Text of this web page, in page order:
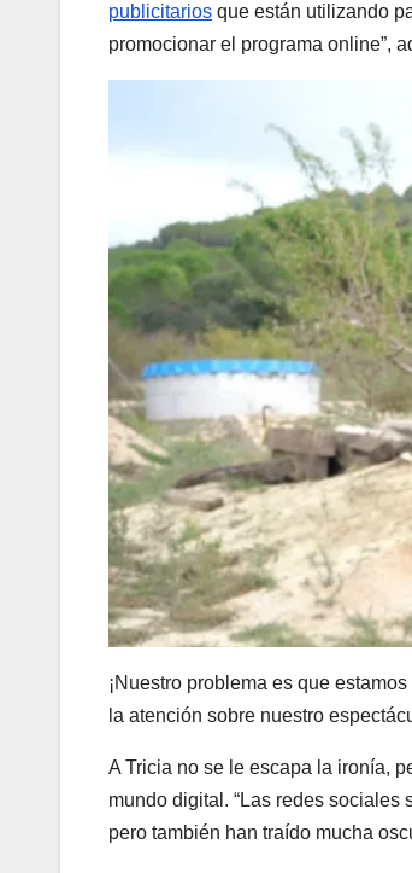
publicitarios que están utilizando
promocionar el programa online”,
¡Nuestro problema es que
la atención sobre nuestro
A Tricia no se le escapa la ironía,
mundo digital. “Las redes
pero también han traído mucha